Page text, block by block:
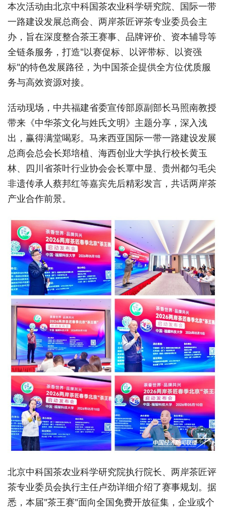
本次活动由北京中科国茶农业科学研究院、国际一带
一路建设发展总商会、两岸茶匠评茶专业委员会主
办，旨在深度整合茶王赛事、品牌评价、资本辅导等
全链条服务，打造"以赛促标、以评带标、以资强
标"的特色发展路径，为中国茶企提供全方位优质服
务与高效资源对接。
活动现场，中共福建省委宣传部原副部长马照南教授
带来《中华茶文化与姓氏文明》主题分享，深入浅
出，赢得满堂喝彩。马来西亚国际一带一路建设发展
总商会总会长郑培植、海西创业大学执行校长黄玉
林、四川省茶叶行业协会会长覃中显、贵州都匀毛尖
非遗传承人蔡邦红等嘉宾先后精彩发言，共话两岸茶
产业合作前景。
北京中科国茶农业科学研究院执行院长、两岸茶匠评
茶专业委员会执行主任卢劲详细介绍了赛事规划。据
悉，本届"茶王赛"面向全国免费开放征集，企业或个